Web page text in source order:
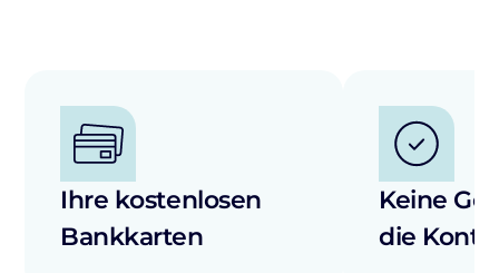
Ihre kostenlosen
Bankkarten
Keine
die